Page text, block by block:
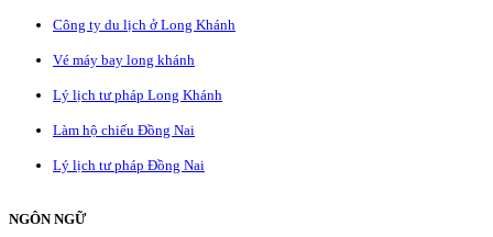
Công ty du lịch ở Long Khánh
Vé máy bay long khánh
Lý lịch tư pháp Long Khánh
Làm hộ chiếu Đồng Nai
Lý lịch tư pháp Đồng Nai
NGÔN NGỮ